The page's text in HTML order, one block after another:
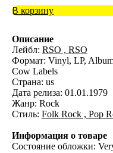
В корзину
Описание
Лейбл: RSO , RSO
Формат: Vinyl, LP,
Cow Labels
Страна: us
Дата релиза: 01.01.1979
Жанр: Rock
Стиль: Folk Rock , Pop
Информация о товаре
Состояние обложки: